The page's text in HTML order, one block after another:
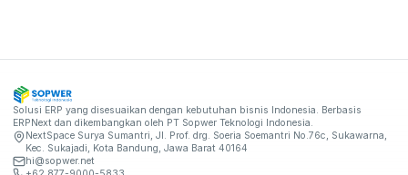
Solusi ERP yang disesuaikan dengan kebutuhan bisnis Indonesia. Berbasis
ERPNext dan dikembangkan oleh PT Sopwer Teknologi Indonesia
NextSpace Surya Sumantri, Jl. Prof. drg. Soeria Soemantri No.76c, Sukawarna,
Kec. Sukajadi, Kota Bandung, Jawa Barat 40164
hi@sopwer.net